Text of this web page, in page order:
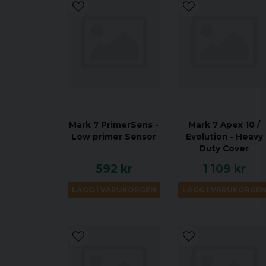
Mark 7 PrimerSens -
Low primer Sensor
592 kr
LÄGG I VARUKORGEN
Mark 7 Apex 10 /
Evolution - Heavy
Duty Cover
1 109 kr
LÄGG I VARUKORGEN